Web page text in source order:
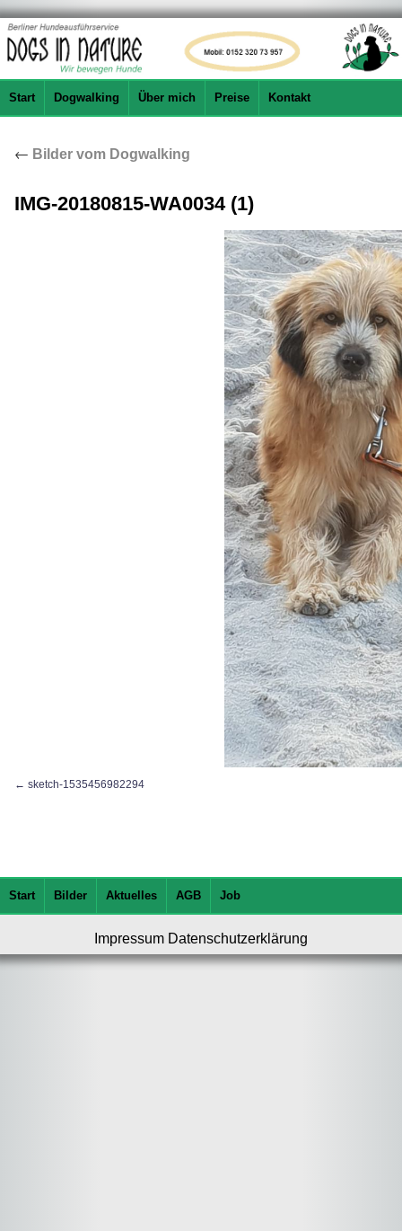
Start Dogwalking Über mich Preise Kontakt
← Bilder vom Dogwalking
IMG-20180815-WA0034 (1)
sketch-1535456982294
Start Bilder Aktuelles AGB Job
Impressum Datenschutzerklärung